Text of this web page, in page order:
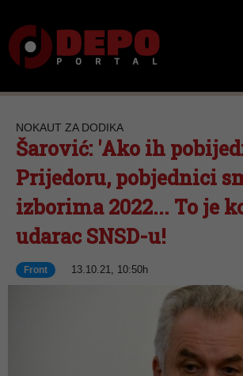
NOKAUT ZA DODIKA
Šarović: 'Ako ih
Prijedoru, pobjednici
izborima 2022... To je
udarac SNSD-u!
Front 13.10.21, 10:50h